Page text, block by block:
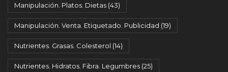
Manipulación. Platos. Dietas (43)
Manipulación. Venta. Etiquetado. Publicidad (19)
Nutrientes. Grasas. Colesterol (14)
Nutrientes. Hidratos. Fibra. Legumbres (25)